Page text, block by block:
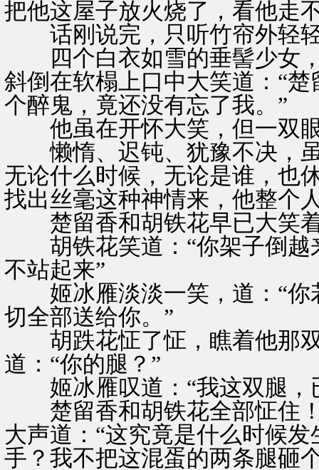
把他这屋子放火烧了，看他走
话刚说完，只听竹帘外轻
四个白衣如雪的垂髻少女，
斜倒在软榻上口中大笑道：“
个醉鬼，竟还没有忘了我。”
他虽在开怀大笑，但一双眼
懒惰、迟钝、犹豫不决，虽
无论什么时候，无论是谁，也
找出丝毫这种神情来，他整个
楚留香和胡铁花早已大笑
胡铁花笑道：“你架子倒越
不站起来”
姬冰雁淡淡一笑，道：“你
切全部送给你。”
胡跌花怔了怔，瞧着他那双
道：“你的腿？”
姬冰雁叹道：“我这双腿，
楚留香和胡铁花全部怔住！
大声道：“这究竟是什么时候
手？我不把这混蛋的两条腿砸